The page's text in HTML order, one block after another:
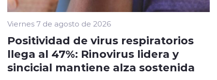
Viernes 7 de agosto de 2026
Positividad de virus respiratorios
llega al 47%: Rinovirus lidera y
sincicial mantiene alza sostenida